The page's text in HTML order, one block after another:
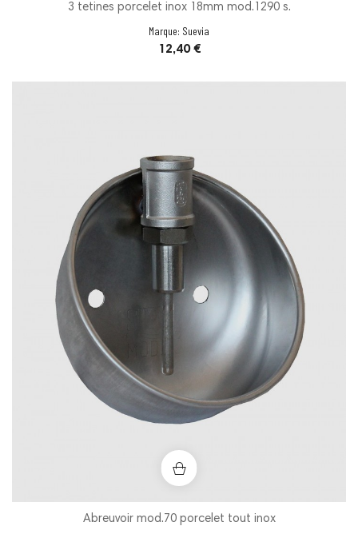
3 tetines porcelet inox 18mm mod.1290 s.
Marque: Suevia
Prix
12,40 €
Abreuvoir mod.70 porcelet tout inox